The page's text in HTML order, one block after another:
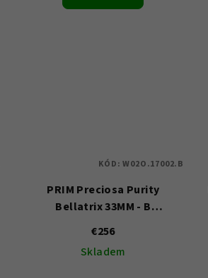
PRIM Preciosa Purity
Bellatrix 33MM - B
€256
Skladem
KÓD:W02O.17002.B